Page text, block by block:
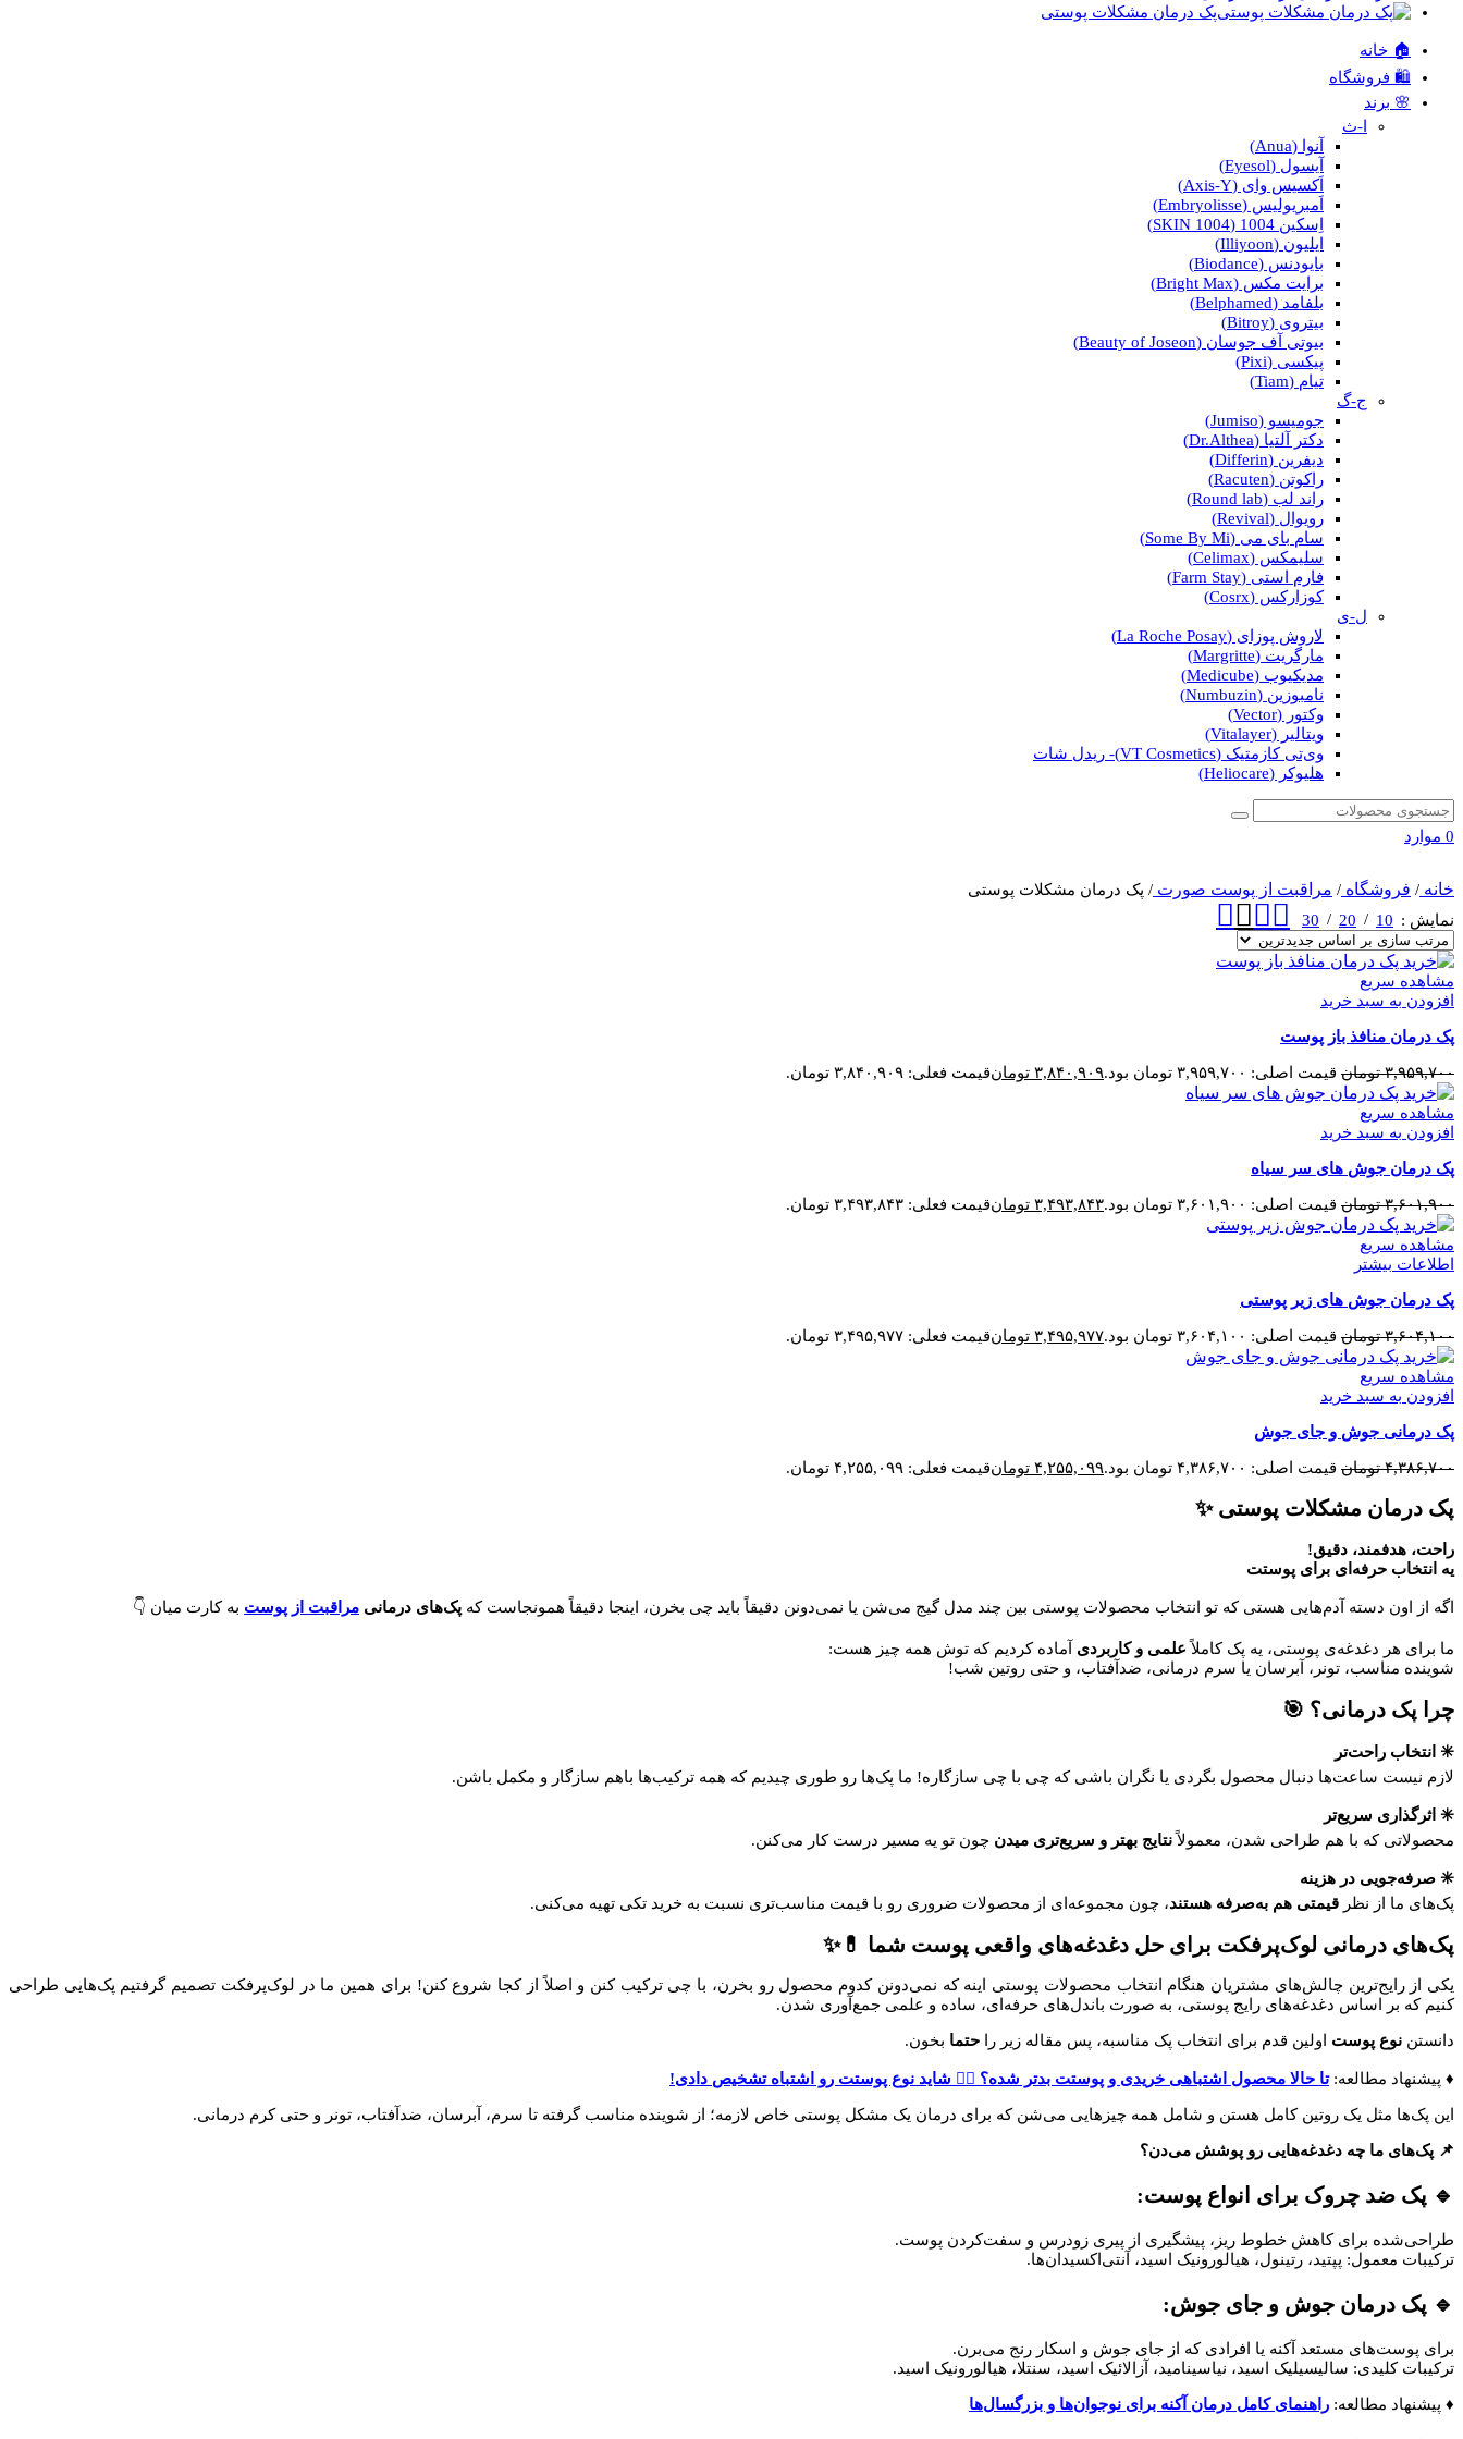
پک درمان مشکلات پوستی
🏠 خانه
🛍️ فروشگاه
🌸 برند
ا-ث
آنوا (Anua)
آیسول (Eyesol)
اَکسیس وای (Axis-Y)
اَمبریولیس (Embryolisse)
اِسکین 1004 (SKIN 1004)
ایلیون (Illiyoon)
بایودنس (Biodance)
برایت مکس (Bright Max)
بلفامد (Belphamed)
بیتروی (Bitroy)
بیوتی آف جوسان (Beauty of Joseon)
پیکسی (Pixi)
تیام (Tiam)
ج-گ
جومیسو (Jumiso)
دکتر آلتیا (Dr.Althea)
دیفرین (Differin)
راکوتن (Racuten)
راند لب (Round lab)
رویوال (Revival)
سام بای می (Some By Mi)
سلیمکس (Celimax)
فارم استی (Farm Stay)
کوزارکس (Cosrx)
ل-ی
لاروش پوزای (La Roche Posay)
مارگریت (Margritte)
مدیکیوب (Medicube)
نامبوزین (Numbuzin)
وکتور (Vector)
ویتالیر (Vitalayer)
وی‌تی کازمتیک (VT Cosmetics)- ریدل شات
هلیوکر (Heliocare)
0 موارد
خانه / فروشگاه / مراقبت از پوست صورت / پک درمان مشکلات پوستی
نمایش
10
20
30
مشاهده سریع
افزودن به سبد خرید
پک درمان منافذ باز پوست
۳,۹۵۹,۷۰۰ تومان قیمت اصلی: ۳,۹۵۹,۷۰۰ تومان بود. ۳,۸۴۰,۹۰۹ تومانقیمت فعلی: ۳,۸۴۰,۹۰۹ تومان.
مشاهده سریع
افزودن به سبد خرید
پک درمان جوش های سر سیاه
۳,۶۰۱,۹۰۰ تومان قیمت اصلی: ۳,۶۰۱,۹۰۰ تومان بود. ۳,۴۹۳,۸۴۳ تومانقیمت فعلی: ۳,۴۹۳,۸۴۳ تومان.
مشاهده سریع
اطلاعات بیشتر
پک درمان جوش های زیر پوستی
۳,۶۰۴,۱۰۰ تومان قیمت اصلی: ۳,۶۰۴,۱۰۰ تومان بود. ۳,۴۹۵,۹۷۷ تومانقیمت فعلی: ۳,۴۹۵,۹۷۷ تومان.
مشاهده سریع
افزودن به سبد خرید
پک درمانی جوش و جای جوش
۴,۳۸۶,۷۰۰ تومان قیمت اصلی: ۴,۳۸۶,۷۰۰ تومان بود. ۴,۲۵۵,۰۹۹ تومانقیمت فعلی: ۴,۲۵۵,۰۹۹ تومان.
پک درمان مشکلات پوستی ✨
راحت، هدفمند، دقیق!
یه انتخاب حرفه‌ای برای پوستت
اگه از اون دسته آدم‌هایی هستی که تو انتخاب محصولات پوستی بین چند مدل گیج می‌شن یا نمی‌دونن دقیقاً باید چی بخرن، اینجا دقیقاً همونجاست که پک‌های درمانی مراقبت از پوست به کارت میان 👇
ما برای هر دغدغه‌ی پوستی، یه پک کاملاً علمی و کاربردی آماده کردیم که توش همه چیز هست:
شوینده مناسب، تونر، آبرسان یا سرم درمانی، ضدآفتاب، و حتی روتین شب!
چرا پک درمانی؟ 🎯
✳️ انتخاب راحت‌تر
لازم نیست ساعت‌ها دنبال محصول بگردی یا نگران باشی که چی با چی سازگاره! ما پک‌ها رو طوری چیدیم که همه ترکیب‌ها باهم سازگار و مکمل باشن.
✳️ اثرگذاری سریع‌تر
محصولاتی که با هم طراحی شدن، معمولاً نتایج بهتر و سریع‌تری میدن چون تو یه مسیر درست کار می‌کنن.
✳️ صرفه‌جویی در هزینه
پک‌های ما از نظر قیمتی هم به‌صرفه هستند، چون مجموعه‌ای از محصولات ضروری رو با قیمت مناسب‌تری نسبت به خرید تکی تهیه می‌کنی.
پک‌های درمانی لوک‌پرفکت برای حل دغدغه‌های واقعی پوست شما 💊✨
یکی از رایج‌ترین چالش‌های مشتریان هنگام انتخاب محصولات پوستی اینه که نمی‌دونن کدوم محصول رو بخرن، با چی ترکیب کنن و اصلاً از کجا شروع کنن! برای همین ما در لوک‌پرفکت تصمیم گرفتیم پک‌هایی طراحی
کنیم که بر اساس دغدغه‌های رایج پوستی، به صورت باندل‌های حرفه‌ای، ساده و علمی جمع‌آوری شدن.
دانستن نوع پوست اولین قدم برای انتخاب پک مناسبه، پس مقاله زیر را حتما بخون.
♦️ پیشنهاد مطالعه:تا حالا محصول اشتباهی خریدی و پوستت بدتر شده؟ 🤦‍♀️ شاید نوع پوستت رو اشتباه تشخیص دادی!
این پک‌ها مثل یک روتین کامل هستن و شامل همه چیزهایی می‌شن که برای درمان یک مشکل پوستی خاص لازمه؛ از شوینده مناسب گرفته تا سرم، آبرسان، ضدآفتاب، تونر و حتی کرم درمانی.
📌 پک‌های ما چه دغدغه‌هایی رو پوشش می‌دن؟
🔹 پک ضد چروک برای انواع پوست:
طراحی‌شده برای کاهش خطوط ریز، پیشگیری از پیری زودرس و سفت‌کردن پوست.
ترکیبات معمول: پپتید، رتینول، هیالورونیک اسید، آنتی‌اکسیدان‌ها.
🔹 پک درمان جوش و جای جوش:
برای پوست‌های مستعد آکنه یا افرادی که از جای جوش و اسکار رنج می‌برن.
ترکیبات کلیدی: سالیسیلیک اسید، نیاسینامید، آزالائیک اسید، سنتلا، هیالورونیک اسید.
♦️ پیشنهاد مطالعه: راهنمای کامل درمان آکنه برای نوجوان‌ها و بزرگسال‌ها